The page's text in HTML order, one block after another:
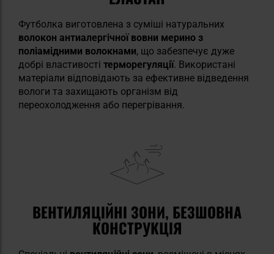
Футболка виготовлена з суміші натуральних
волокон антиалергічної вовни мерино з
поліамідними волокнами, що забезпечує дуже
добрі властивості терморегуляції. Використані
матеріали відповідають за ефективне відведення
вологи та захищають організм від
переохолодження або перегрівання.
ВЕНТИЛЯЦІЙНІ ЗОНИ, БЕЗШОВНА
КОНСТРУКЦІЯ